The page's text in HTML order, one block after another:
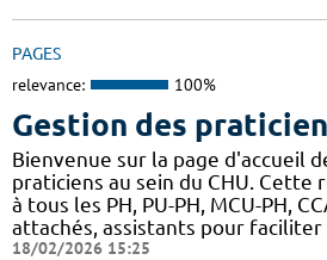
PAGES
relevance: 100%
Gestion des
Bienvenue sur la page d'accueil
praticiens au sein du CHU. Cette
à tous les PH, PU-PH, MCU-PH,
attachés, assistants pour
18/02/2026 15:25